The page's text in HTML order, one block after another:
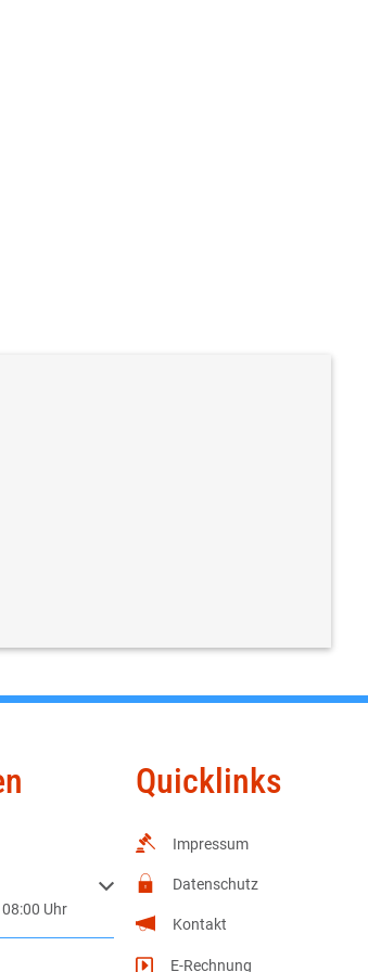
Suche nach kreativen
oder Schließzeiten auszublenden
Uhr
Quicklinks
Impressum
Datenschutz
Kontakt
E-Rechnung